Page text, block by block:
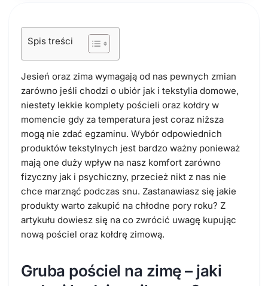
Spis treści
Jesień oraz zima wymagają od nas pewnych zmian
zarówno jeśli chodzi o ubiór jak i tekstylia domowe,
niestety lekkie komplety pościeli oraz kołdry w
momencie gdy za temperatura jest coraz niższa
mogą nie zdać egzaminu. Wybór odpowiednich
produktów tekstylnych jest bardzo ważny ponieważ
mają one duży wpływ na nasz komfort zarówno
fizyczny jak i psychiczny, przecież nikt z nas nie
chce marznąć podczas snu. Zastanawiasz się jakie
produkty warto zakupić na chłodne pory roku? Z
artykułu dowiesz się na co zwrócić uwagę kupując
nową pościel oraz kołdrę zimową.
Gruba pościel na zimę – jaki